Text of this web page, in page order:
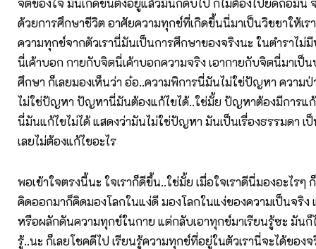
จิตของใจ มันเกิดขึ้นตั้งอยู่แล้วมันก็ดับไป ก็ไม่ต้องไปยึดถือมัน
ด้วยการศึกษาชีวิต อาศัยความทุกข์ที่เกิดขึ้นนี่มาเป็นวิชชาให้เร
ความทุกข์จากตัวเรานี่มันเป็นการศึกษาของจริงนะ ในตำราไม่
นี่เค้าบอก กายกับจิตนี่เค้าบอกความจริง เอากายกับจิตนี่มาเป็น
ศึกษา ก็เลยมองเห็นว่า อ๋อ..ความพิการนี่มันไม่ใช่ปัญหา ความ
ไม่ใช่ปัญหา ปัญหานี่มันต้องแก้ไขได้..ใช่มั้ย ปัญหาต้องมีการแ
นี่มันแก้ไขไม่ได้ แสดงว่ามันไม่ใช่ปัญหา มันเป็นเรื่องธรรมดา เ
เลยไม่ต้องแก้ไขอะไร
พอเข้าใจตรงนี้นะ ใจเราก็ดีขึ้น..ใช่มั้ย เมื่อใจเราดีนี่มองอะไรๆ
คิดออกมาก็คิดมองโลกในแง่ดี มองโลกในแง่ของความเป็นจริ
หรือผลักดันความทุกข์ในกาย แต่กลับเอาทุกข์มาเรียนรู้ซะ มัน
รู้..นะ ก็เลยโชคดีไป เรียนรู้ความทุกข์ที่อยู่ในตัวเรานี่จะได้ของ